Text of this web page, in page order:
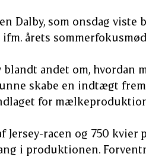
Dalby, som onsdag
årets
andet om, hvordan
skabe en indtægt
for
Jersey-racen og 750 kvier
i produktionen.